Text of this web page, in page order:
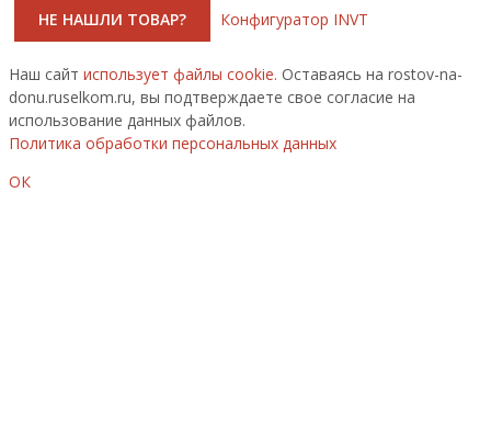
НЕ НАШЛИ ТОВАР? Конфигуратор INVT
Наш сайт использует файлы cookie. Оставаясь на rostov-na-
donu.ruselkom.ru, вы подтверждаете свое согласие на
использование данных файлов.
Политика обработки персональных данных
ОК